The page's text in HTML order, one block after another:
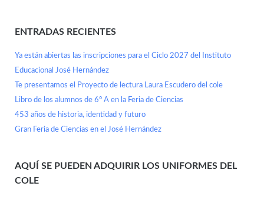
ENTRADAS RECIENTES
Ya están abiertas las inscripciones para el Ciclo 2027 del Instituto
Educacional José Hernández
Te presentamos el Proyecto de lectura Laura Escudero del cole
Libro de los alumnos de 6° A en la Feria de Ciencias
453 años de historia, identidad y futuro
Gran Feria de Ciencias en el José Hernández
AQUÍ SE PUEDEN ADQUIRIR LOS UNIFORMES DEL
COLE